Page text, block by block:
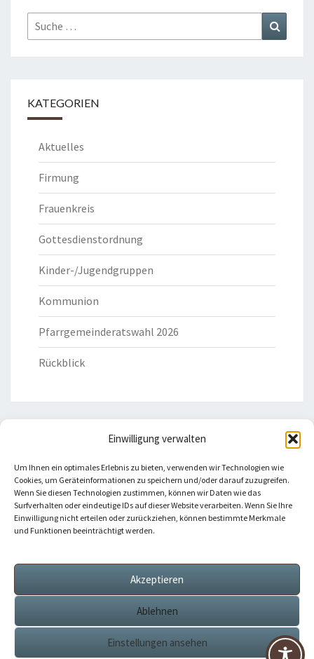
Einwilligung verwalten
Um Ihnen ein optimales Erlebnis zu bieten, verwenden wir Technologien wie
Cookies, um Geräteinformationen zu speichern und/oder darauf zuzugreifen.
Wenn Sie diesen Technologien zustimmen, können wir Daten wie das
Surfverhalten oder eindeutige IDs auf dieser Website verarbeiten. Wenn Sie Ihre
Einwilligung nicht erteilen oder zurückziehen, können bestimmte Merkmale
und Funktionen beeinträchtigt werden.
Akzeptieren
Ablehnen
Einstellungen ansehen
Suche
nach:
KATEGORIEN
Aktuelles
Firmung
Frauenkreis
Gottesdienstordnung
Kinder-/Jugendgruppen
Kommunion
Pfarrgemeinderatswahl 2026
Rückblick
Bistum Eichstätt
Caritas Verband